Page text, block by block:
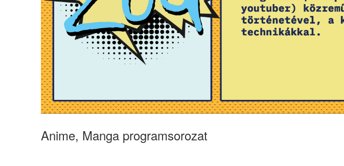
Anime, Manga programsorozat